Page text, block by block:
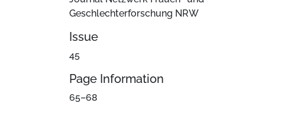
Geschlechterforschung NRW
Issue
45
Page Information
65–68